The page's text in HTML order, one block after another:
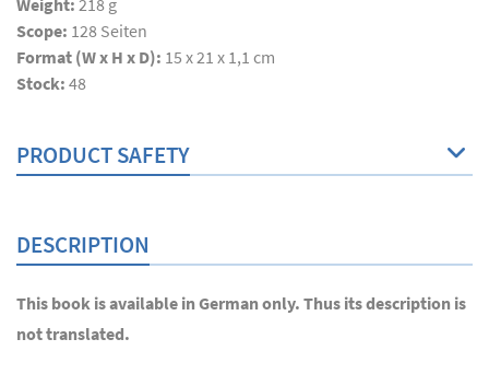
Scope: 128 Seiten
Format (W x H x D): 15 x 21 x 1,1 cm
Stock: 48
PRODUCT SAFETY
DESCRIPTION
This book is available in German only. Thus its description is
not translated.